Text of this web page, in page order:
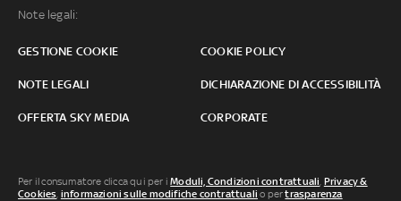
Note legali:
GESTIONE COOKIE COOKIE POLICY
NOTE LEGALI DICHIARAZIONE DI ACCESSIBILITÀ
OFFERTA SKY MEDIA CORPORATE
Per il consumatore clicca qui per iModuli, Condizioni contrattuali, Privacy &
Cookies, informazioni sulle modifiche contrattuali o pertrasparenza